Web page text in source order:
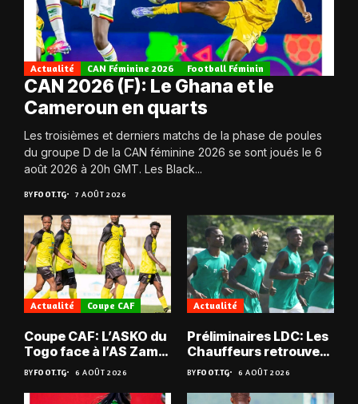
Actualité CAN Féminine 2026 Football Féminin
CAN 2026 (F): Le Ghana et le
Cameroun en quarts
Les troisièmes et derniers matchs de la phase de poules
du groupe D de la CAN féminine 2026 se sont joués le 6
août 2026 à 20h GMT. Les Black...
BYFOOT.TG 7 AOÛT 2026
Actualité Coupe CAF
Coupe CAF: L’ASKO du
Togo face à l’AS Zam
du Niger
BYFOOT.TG 6 AOÛT 2026
Actualité
Préliminaires LDC: Les
Chauffeurs retrouvent
les Mimos
BYFOOT.TG 6 AOÛT 2026